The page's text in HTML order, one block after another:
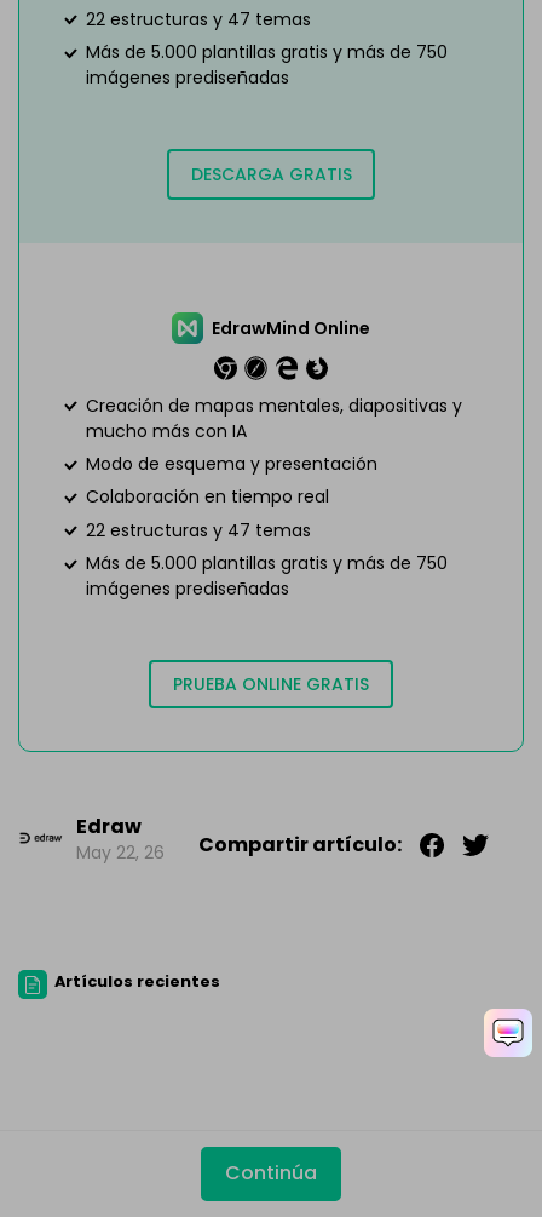
22 estructuras y 47 temas
Más de 5.000 plantillas gratis y más de 750
imágenes prediseñadas
DESCARGA GRATIS
EdrawMind Online
Creación de mapas mentales, diapositivas y
mucho más con IA
Modo de esquema y presentación
Colaboración en tiempo real
22 estructuras y 47 temas
Más de 5.000 plantillas gratis y más de 750
imágenes prediseñadas
PRUEBA ONLINE GRATIS
Edraw
May 22, 26 Compartir artículo:
Artículos recientes
Continúa